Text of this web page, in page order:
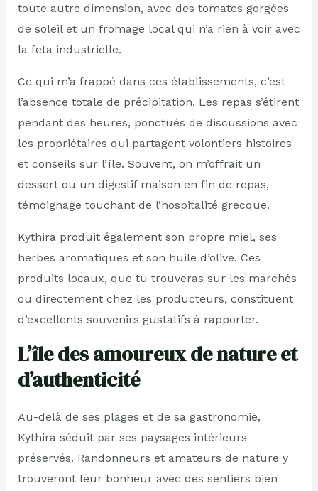
toute autre dimension, avec des tomates gorgées
de soleil et un fromage local qui n’a rien à voir avec
la feta industrielle.
Ce qui m’a frappé dans ces établissements, c’est
l’absence totale de précipitation. Les repas s’étirent
pendant des heures, ponctués de discussions avec
les propriétaires qui partagent volontiers histoires
et conseils sur l’île. Souvent, on m’offrait un
dessert ou un digestif maison en fin de repas,
témoignage touchant de l’hospitalité grecque.
Kythira produit également son propre miel, ses
herbes aromatiques et son huile d’olive. Ces
produits locaux, que tu trouveras sur les marchés
ou directement chez les producteurs, constituent
d’excellents souvenirs gustatifs à rapporter.
L’île des amoureux de nature et
d’authenticité
Au-delà de ses plages et de sa gastronomie,
Kythira séduit par ses paysages intérieurs
préservés. Randonneurs et amateurs de nature y
trouveront leur bonheur avec des sentiers bien